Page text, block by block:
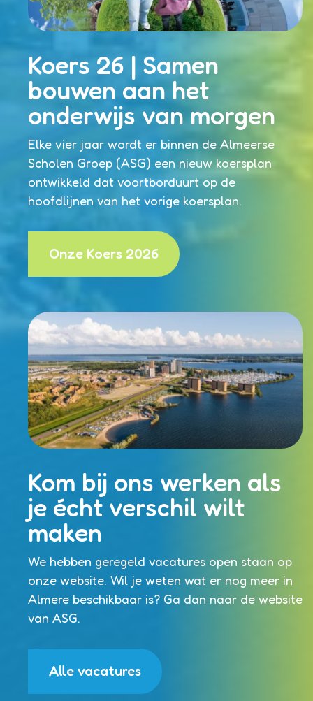
Koers 26 | Samen
bouwen aan het
onderwijs van morgen
Elke vier jaar wordt er binnen de Almeerse
Scholen Groep (ASG) een nieuw koersplan
ontwikkeld dat voortborduurt op de
hoofdlijnen van het vorige koersplan.
Onze Koers 2026
Kom bij ons werken als
je écht verschil wilt
maken
We hebben geregeld vacatures open staan op
onze website. Wil je weten wat er nog meer in
Almere beschikbaar is? Ga dan naar de website
van ASG.
Alle vacatures